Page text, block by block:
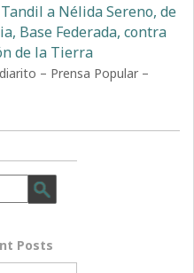
a Nélida Sereno, de
Base Federada, contra
de la Tierra
– Prensa Popular –
Posts